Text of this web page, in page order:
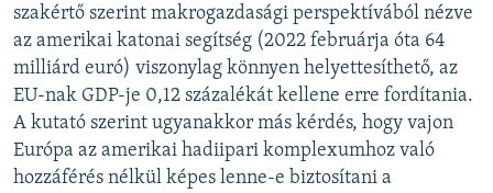
szakértő szerint makrogazdasági perspektívából nézve
az amerikai katonai segítség (2022 februárja óta 64
milliárd euró) viszonylag könnyen helyettesíthető, az
EU-nak GDP-je 0,12 százalékát kellene erre fordítania.
A kutató szerint ugyanakkor más kérdés, hogy vajon
Európa az amerikai hadiipari komplexumhoz való
hozzáférés nélkül képes lenne-e biztosítani a